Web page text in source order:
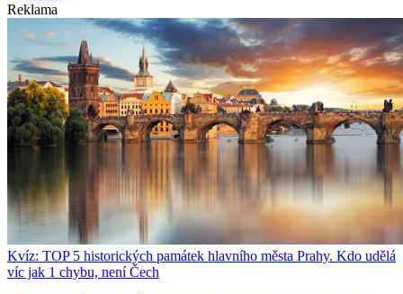
Reklama
Kvíz: TOP 5 historických památek hlavního města Prahy. Kdo udělá
víc jak 1 chybu, není Čech